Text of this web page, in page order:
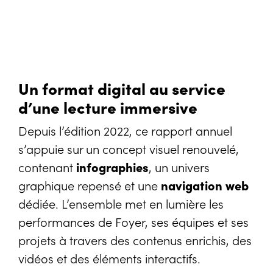
Un format digital au service
d’une lecture immersive
Depuis l’édition 2022, ce rapport annuel
s’appuie sur un concept visuel renouvelé,
contenant infographies, un univers
graphique repensé et une navigation web
dédiée. L’ensemble met en lumière les
performances de Foyer, ses équipes et ses
projets à travers des contenus enrichis, des
vidéos et des éléments interactifs.